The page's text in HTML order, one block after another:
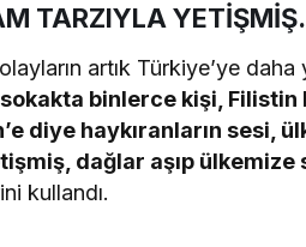
TARZIYLA
artık Türkiye’ye
sokakta binlerce kişi, Filistin
diye haykıranların sesi,
dağlar aşıp ülkemize
kullandı.